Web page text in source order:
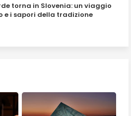
torna in Slovenia: un viaggio
e i sapori della tradizione